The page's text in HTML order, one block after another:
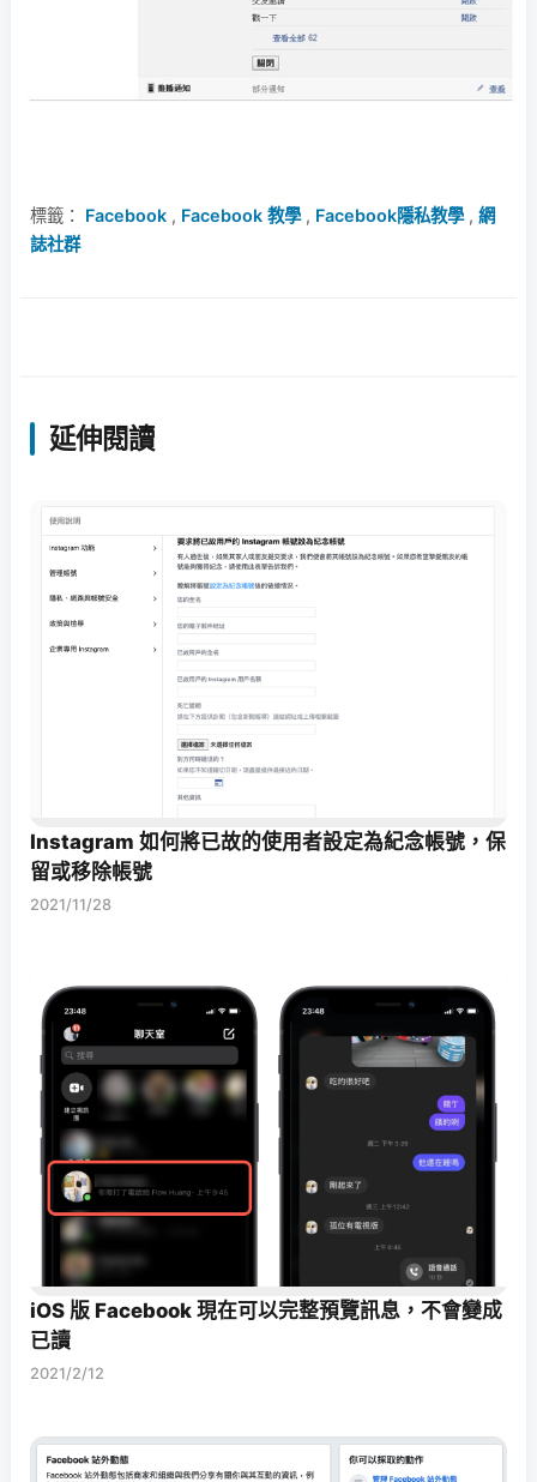
標籤： Facebook , Facebook 教學, Facebook隱私教學, 網
誌社群
延伸閱讀
Instagram 如何將已故的使用者設定為紀念帳號，保
留或移除帳號
2021/11/28
iOS 版 Facebook 現在可以完整預覽訊息，不會變成
已讀
2021/2/12